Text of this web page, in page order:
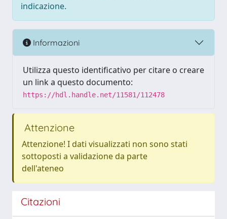
indicazione.
Informazioni
Utilizza questo identificativo per citare o creare
un link a questo documento:
https://hdl.handle.net/11581/112478
Attenzione
Attenzione! I dati visualizzati non sono stati
sottoposti a validazione da parte
dell'ateneo
Citazioni